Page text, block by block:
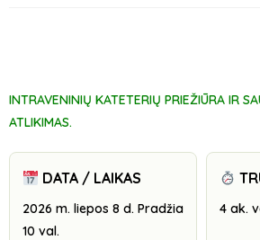
INTRAVENINIŲ KATETERIŲ PRIEŽIŪRA IR
ATLIKIMAS.
DATA / LAIKAS
2026 m. liepos 8 d. Pradžia
10 val.
4 ak.